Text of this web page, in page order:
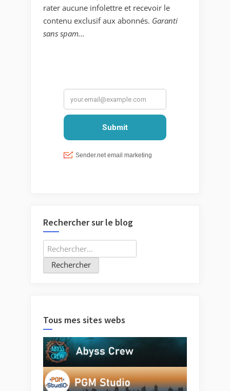
rater aucune infolettre et recevoir le
contenu exclusif aux abonnés. Garanti
sans spam...
Rechercher sur le blog
Rechercher :
Tous mes sites webs